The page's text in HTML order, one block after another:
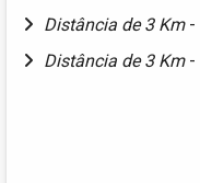
Distância de 3 Km -
Distância de 3 Km -